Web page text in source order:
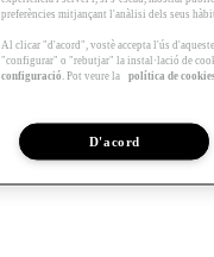
preferències mitjançant l'anàlisi dels seus
Al clicar "d'acord", vostè accepta l'ús
"configurar" o "rebutjar" la instal·lació de
configuració . Pot veure la política de
D'acord